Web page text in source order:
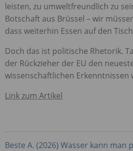
leisten, zu umweltfreundlich zu
Botschaft aus Brüssel – wir
dass weiterhin Essen auf den
Doch das ist politische Rhetorik.
der Rückzieher der EU den
wissenschaftlichen Erkenntnissen
Link zum Artikel
Beste A. (2026) Wasser kann man